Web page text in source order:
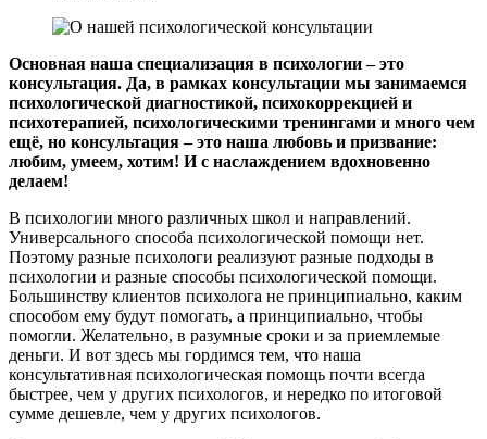
Основная наша специализация в психологии – это
консультация. Да, в рамках консультации мы занимаемся
психологической диагностикой, психокоррекцией и
психотерапией, психологическими тренингами и много чем
ещё, но консультация – это наша любовь и призвание:
любим, умеем, хотим! И с наслаждением вдохновенно
делаем!
В психологии много различных школ и направлений.
Универсального способа психологической помощи нет.
Поэтому разные психологи реализуют разные подходы в
психологии и разные способы психологической помощи.
Большинству клиентов психолога не принципиально, каким
способом ему будут помогать, а принципиально, чтобы
помогли. Желательно, в разумные сроки и за приемлемые
деньги. И вот здесь мы гордимся тем, что наша
консультативная психологическая помощь почти всегда
быстрее, чем у других психологов, и нередко по итоговой
сумме дешевле, чем у других психологов.